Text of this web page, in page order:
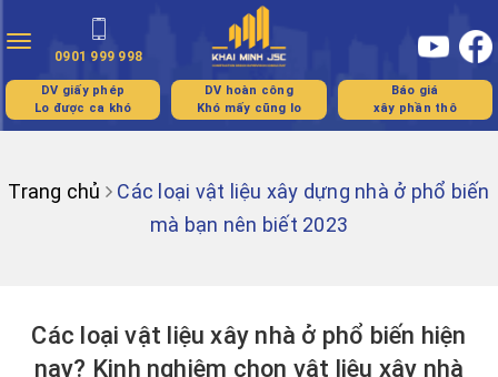
Toggle
navigation
0901 999 998
DV giấy phép
Lo được ca khó
DV hoàn công
Khó mấy cũng lo
Báo giá
xây phần thô
Trang chủ
Các loại vật liệu xây dựng nhà ở phổ biến
mà bạn nên biết 2023
Các loại vật liệu xây nhà ở phổ biến hiện
nay? Kinh nghiệm chọn vật liệu xây nhà